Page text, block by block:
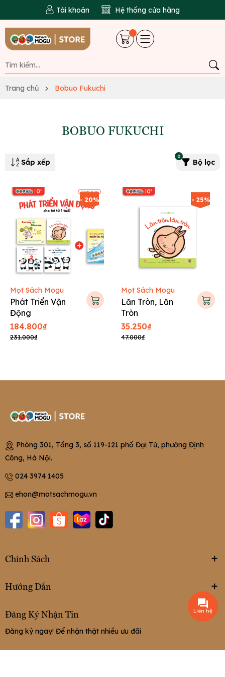
Tài khoản Hệ thống cửa hàng
Trang chủ Bobuo Fukuchi
BOBUO FUKUCHI
Sắp xếp Bộ lọc
0
- 20%
Mọt Sách Mogu
Phát Triển Vận
Động
184.800₫
231.000₫
- 25%
Mọt Sách Mogu
Lăn Tròn, Lăn
Tròn
35.250₫
47.000₫
Phòng 301, Tầng 3, số 119-121 phố Đại Từ, phường Định
Công, Hà Nội.
024 3974 1405
ehon@motsachmogu.vn
Chính Sách
Hướng Dẫn
Đăng Ký Nhận Tin
Đăng ký ngay! Để nhận thật nhiều ưu đãi
Liên hệ